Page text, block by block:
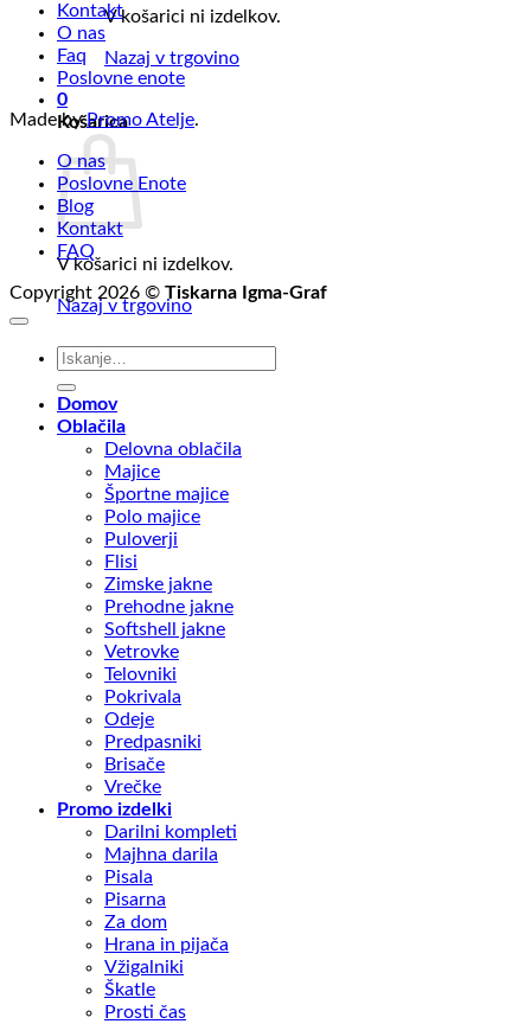
V košarici ni izdelkov.
Nazaj v trgovino
0
Košarica
V košarici ni izdelkov.
Nazaj v trgovino
Kontakt
O nas
Faq
Poslovne enote
Made byPromo Atelje.
O nas
Poslovne Enote
Blog
Kontakt
FAQ
Copyright 2026 © Tiskarna Igma-Graf
Išči:
Domov
Oblačila
Delovna oblačila
Majice
Športne majice
Polo majice
Puloverji
Flisi
Zimske jakne
Prehodne jakne
Softshell jakne
Vetrovke
Telovniki
Pokrivala
Odeje
Predpasniki
Brisače
Vrečke
Promo izdelki
Darilni kompleti
Majhna darila
Pisala
Pisarna
Za dom
Hrana in pijača
Vžigalniki
Škatle
Prosti čas